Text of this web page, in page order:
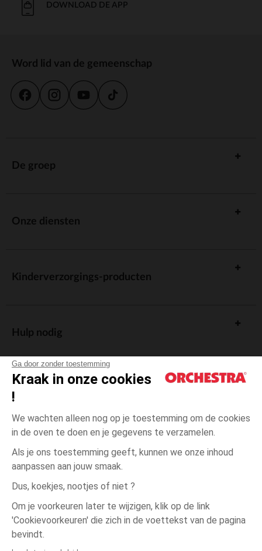
Ga door zonder toestemming
Kraak in onze cookies
!
We wachten alleen nog op je toestemming om de cookies
in de oven te doen en je gegevens te verzamelen.
Als je ons toestemming geeft, kunnen we onze inhoud
aanpassen aan jouw smaak.
Dus, koekjes, nootjes of niet ?
Om je voorkeuren later te wijzigen, klik op de link
'Cookievoorkeuren' die zich in de voettekst van de pagina
bevindt.
Beige Beige
één
DOWNLOAD DE APP
Word lid van de gemeenschap
De groep
Onze diensten
Kinderverzorgings-producten
Hulp nodig
Algemene verkoopsvoorwaarden
Wettelijke bepalingen
Persoonsgegevens